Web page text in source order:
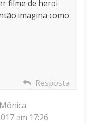
filme de heroi
imagina como
Resposta
em 17:26